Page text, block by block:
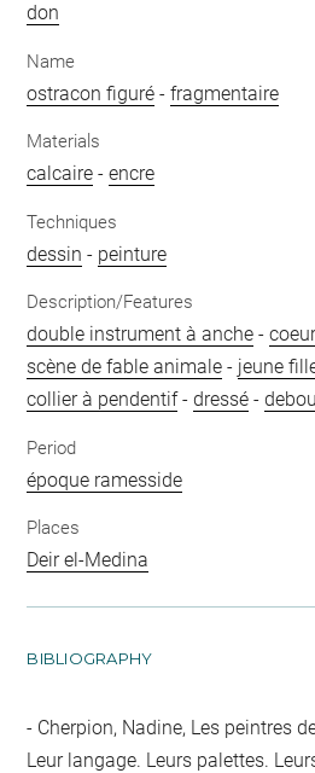
don
Name
ostracon figuré -fragmentaire
Materials
calcaire -encre
Techniques
dessin - peinture
Description/Features
double instrument à anche -
scène de fable animale - jeune
collier à pendentif-dressé -
Period
époque ramesside
Places
Deir el-Medina
BIBLIOGRAPHY
Cherpion, Nadine, Les peintres
Leur langage. Leurs palettes.